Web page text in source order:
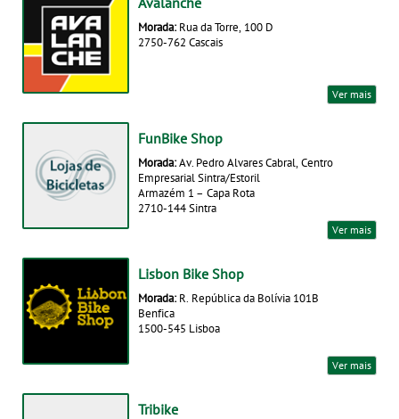
Morada: Rua da Torre, 100 D
2750-762 Cascais
Ver mais
FunBike Shop
Morada:Av. Pedro Alvares Cabral, Centro
Empresarial Sintra/Estoril
Armazém 1 – Capa Rota
2710-144 Sintra
Ver mais
Lisbon Bike Shop
Morada: R. República da Bolívia 101B
Benfica
1500-545 Lisboa
Ver mais
Tribike